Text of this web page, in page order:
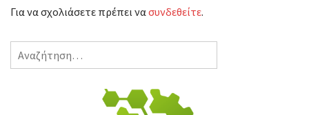
ε
Για να σχολιάσετε πρέπει νασυνδεθείτε.
Αναζήτηση
για: